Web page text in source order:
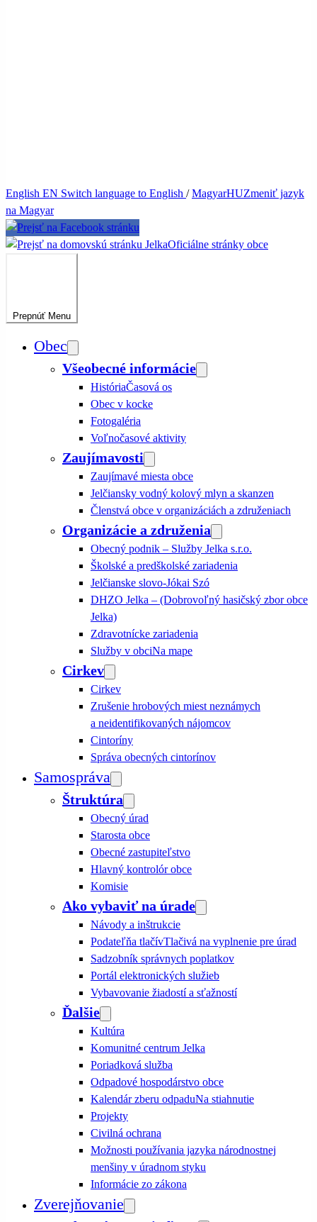
English EN Switch language to English /MagyarHUZmeniť jazyk
na Magyar
JelkaOficiálne stránky obce
Prepnúť Menu
Obec
Všeobecné informácie
HistóriaČasová os
Obec v kocke
Fotogaléria
Voľnočasové aktivity
Zaujímavosti
Zaujímavé miesta obce
Jelčiansky vodný kolový mlyn a skanzen
Členstvá obce v organizáciách a združeniach
Organizácie a združenia
Obecný podnik – Služby Jelka s.r.o.
Školské a predškolské zariadenia
Jelčianske slovo-Jókai Szó
DHZO Jelka – (Dobrovoľný hasičský zbor obce
Jelka)
Zdravotnícke zariadenia
Služby v obciNa mape
Cirkev
Cirkev
Zrušenie hrobových miest neznámych
a neidentifikovaných nájomcov
Cintoríny
Správa obecných cintorínov
Samospráva
Štruktúra
Obecný úrad
Starosta obce
Obecné zastupiteľstvo
Hlavný kontrolór obce
Komisie
Ako vybaviť na úrade
Návody a inštrukcie
Podateľňa tlačívTlačivá na vyplnenie pre úrad
Sadzobník správnych poplatkov
Portál elektronických služieb
Vybavovanie žiadostí a sťažností
Ďalšie
Kultúra
Komunitné centrum Jelka
Poriadková služba
Odpadové hospodárstvo obce
Kalendár zberu odpaduNa stiahnutie
Projekty
Civilná ochrana
Možnosti používania jazyka národnostnej
menšiny v úradnom styku
Informácie zo zákona
Zverejňovanie